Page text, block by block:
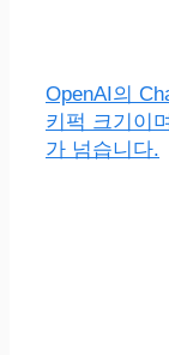
OpenAI의
키퍽 크기이
가 넘습니다.